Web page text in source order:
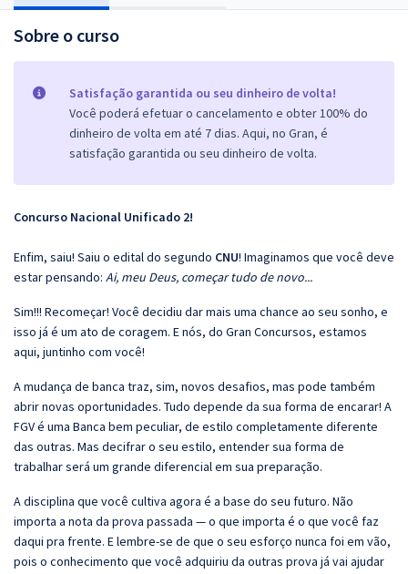
Sobre o curso
Satisfação garantida ou seu dinheiro de volta!
Você poderá efetuar o cancelamento e obter 100% do
dinheiro de volta em até 7 dias. Aqui, no Gran, é
satisfação garantida ou seu dinheiro de volta.
Concurso Nacional Unificado 2!
Enfim, saiu! Saiu o edital do segundo CNU! Imaginamos que você deve
estar pensando: Ai, meu Deus, começar tudo de novo...
Sim!!! Recomeçar! Você decidiu dar mais uma chance ao seu sonho, e
isso já é um ato de coragem. E nós, do Gran Concursos, estamos
aqui, juntinho com você!
A mudança de banca traz, sim, novos desafios, mas pode também
abrir novas oportunidades. Tudo depende da sua forma de encarar! A
FGV é uma Banca bem peculiar, de estilo completamente diferente
das outras. Mas decifrar o seu estilo, entender sua forma de
trabalhar será um grande diferencial em sua preparação.
A disciplina que você cultiva agora é a base do seu futuro. Não
importa a nota da prova passada — o que importa é o que você faz
daqui pra frente. E lembre-se de que o seu esforço nunca foi em vão,
pois o conhecimento que você adquiriu da outras prova já vai ajudar